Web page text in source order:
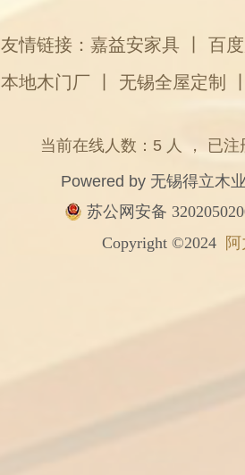
友情链接： 嘉益安家具
百
本地木门厂
无锡全屋定制
当前在线人数：5 人 ， 已
Powered by 无锡得立木
苏公网安备
Copyright ©2024